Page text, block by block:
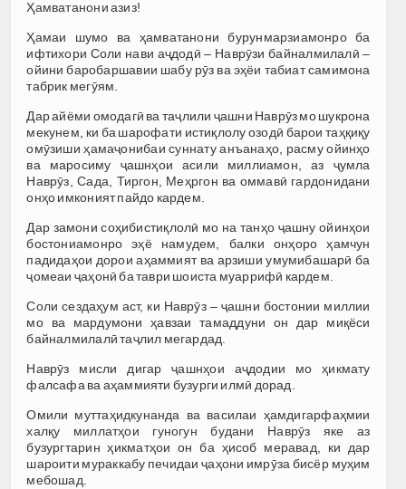
Ҳамватанони азиз!
Ҳамаи шумо ва ҳамватанони бурунмарзиамонро ба
ифтихори Соли нави аҷдодӣ – Наврӯзи байналмилалӣ –
ойини баробаршавии шабу рӯз ва эҳёи табиат самимона
табрик мегӯям.
Дар айёми омодагӣ ва таҷлили ҷашни Наврӯз мо шукрона
мекунем, ки ба шарофати истиқлолу озодӣ барои таҳқиқу
омӯзиши ҳамаҷонибаи суннату анъанаҳо, расму ойинҳо
ва маросиму ҷашнҳои асили миллиамон, аз ҷумла
Наврӯз, Сада, Тиргон, Меҳргон ва оммавӣ гардонидани
онҳо имконият пайдо кардем.
Дар замони соҳибистиқлолӣ мо на танҳо ҷашну ойинҳои
бостониамонро эҳё намудем, балки онҳоро ҳамчун
падидаҳои дорои аҳаммият ва арзиши умумибашарӣ ба
ҷомеаи ҷаҳонӣ ба таври шоиста муаррифӣ кардем.
Соли сездаҳум аст, ки Наврӯз – ҷашни бостонии миллии
мо ва мардумони ҳавзаи тамаддуни он дар миқёси
байналмилалӣ таҷлил мегардад.
Наврӯз мисли дигар ҷашнҳои аҷдодии мо ҳикмату
фалсафа ва аҳаммияти бузурги илмӣ дорад.
Омили муттаҳидкунанда ва василаи ҳамдигарфаҳмии
халқу миллатҳои гуногун будани Наврӯз яке аз
бузургтарин ҳикматҳои он ба ҳисоб меравад, ки дар
шароити мураккабу печидаи ҷаҳони имрӯза бисёр муҳим
мебошад.